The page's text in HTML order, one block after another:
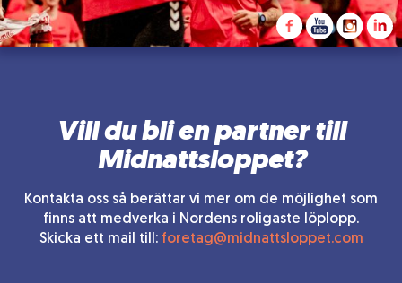
Vill du bli en partner till
Midnattsloppet?
Kontakta oss så berättar vi mer om de möjlighet som
finns att medverka i Nordens roligaste löplopp.
Skicka ett mail till: foretag@midnattsloppet.com